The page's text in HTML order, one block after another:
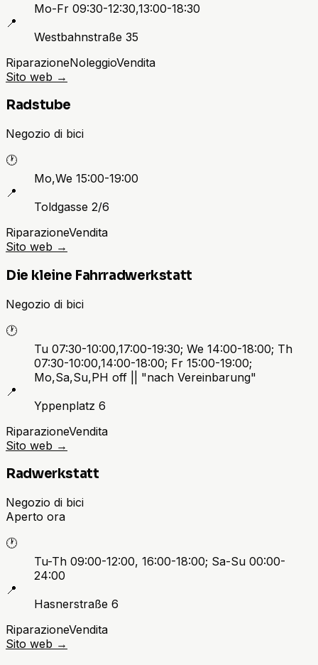
Mo-Fr 09:30-12:30,13:00-18:30
📍
Westbahnstraße 35
RiparazioneNoleggioVendita
Sito web →
Radstube
Negozio di bici
🕐
Mo,We 15:00-19:00
📍
Toldgasse 2/6
RiparazioneVendita
Sito web →
Die kleine Fahrradwerkstatt
Negozio di bici
🕐
Tu 07:30-10:00,17:00-19:30; We 14:00-18:00; Th
07:30-10:00,14:00-18:00; Fr 15:00-19:00;
Mo,Sa,Su,PH off || "nach Vereinbarung"
📍
Yppenplatz 6
RiparazioneVendita
Sito web →
Radwerkstatt
Negozio di bici
Aperto ora
🕐
Tu-Th 09:00-12:00, 16:00-18:00; Sa-Su 00:00-
24:00
📍
Hasnerstraße 6
RiparazioneVendita
Sito web →